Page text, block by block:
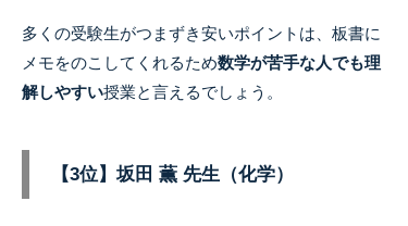
多くの受験生がつまずき安いポイントは、板書に
メモをのこしてくれるため数学が苦手な人でも理
解しやすい授業と言えるでしょう。
【3位】坂田 薫 先生（化学）